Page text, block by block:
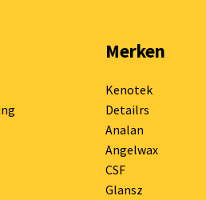
Merken
Kenotek
Detailrs
Analan
Angelwax
CSF
Glansz